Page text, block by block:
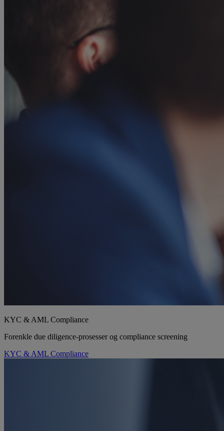
KYC & AML Compliance
Forenkle due diligence-prosesser og compliance screening
KYC & AML Compliance